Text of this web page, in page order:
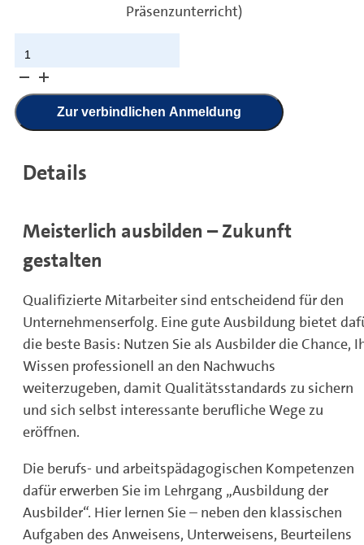
Präsenzunterricht)
der
Ausbilder
nach
der
Teilzeit
Zur verbindlichen Anmeldung
Details
Meisterlich ausbilden – Zukunft
gestalten
Qualifizierte Mitarbeiter sind entscheidend für den
Unternehmenserfolg. Eine gute Ausbildung bietet
die beste Basis: Nutzen Sie als Ausbilder die Chance,
Wissen professionell an den Nachwuchs
weiterzugeben, damit Qualitätsstandards zu sichern
und sich selbst interessante berufliche Wege zu
eröffnen.
Die berufs- und arbeitspädagogischen Kompetenzen
dafür erwerben Sie im Lehrgang „Ausbildung der
Ausbilder“. Hier lernen Sie – neben den klassischen
Aufgaben des Anweisens, Unterweisens, Beurteilens